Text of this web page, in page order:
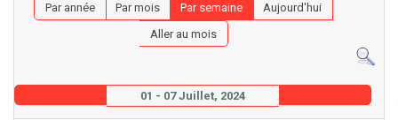
Par année Par mois Par semaine
Aujourd'hui
Aller au mois
01 - 07 Juillet, 2024